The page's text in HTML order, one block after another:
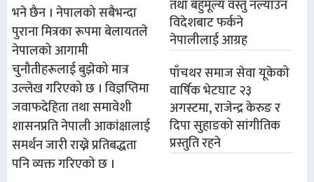
भने छैन । नेपालको सबैभन्दा
पुराना मित्रका रूपमा बेलायतले
नेपालको आगामी
चुनौतीहरूलाई बुझेको मात्र
उल्लेख गरिएको छ । विज्ञप्तिमा
जवाफदेहिता तथा समावेशी
शासनप्रति नेपाली आकांक्षालाई
समर्थन जारी राख्ने प्रतिबद्धता
पनि व्यक्त गरिएको छ ।
तथा बहुमूल्य वस्तु नल्याउन
विदेशबाट फर्कने
नेपालीलाई आग्रह
पाँचथर समाज सेवा यूकेको
वार्षिक भेटघाट २३
अगस्टमा, राजेन्द्र केरुङ र
दिपा सुहाङको सांगीतिक
प्रस्तुति रहने